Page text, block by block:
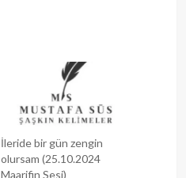
İleride bir gün zengin
olursam (25.10.2024
Maarifin Sesi)